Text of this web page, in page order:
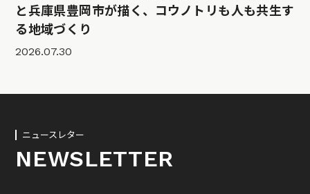
と兵庫県豊岡市が描く、コウノトリも人も共生す
る地域づくり
2026.07.30
ニュースレター
NEWSLETTER